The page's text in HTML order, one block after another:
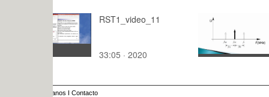
RST1_video_11
33:05 · 2020
la
7:,4 · 2020